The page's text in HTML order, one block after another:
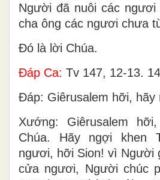
Người đã nuôi các ngươi
cha ông các ngươi chưa
Ðó là lời Chúa.
Ðáp Ca: Tv 147, 12-13.
Ðáp: Giêrusalem hỡi, hãy
Xướng: Giêrusalem
Chúa. Hãy ngợi khen
ngươi, hỡi Sion! vì Người
cửa ngươi, Người chúc